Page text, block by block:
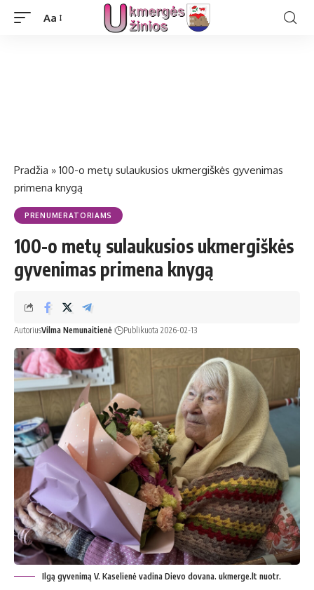
Aa
Pradžia » 100-o metų sulaukusios ukmergiškės gyvenimas
primena knygą
PRENUMERATORIAMS
100-o metų sulaukusios ukmergiškės
gyvenimas primena knygą
AutoriusVilma Nemunaitienė Publikuota 2026-02-13
Ilgą gyvenimą V. Kaselienė vadina Dievo dovana. ukmerge.lt nuotr.